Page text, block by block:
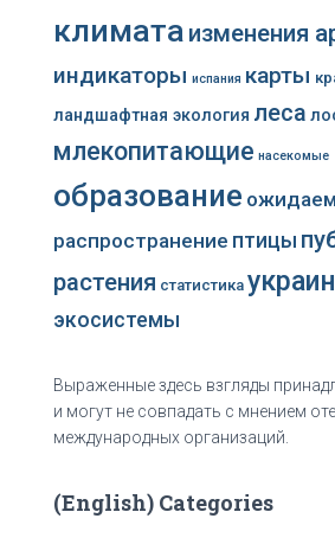
климата изменения
индикаторы испания карты
ландшафтная экология леса
млекопитающие насекомые
образование
распространение птицы
растения статистика
экосистемы
Выраженные здесь взгляды
и могут не совпадать с мнением
международных организаций.
(English) Categories